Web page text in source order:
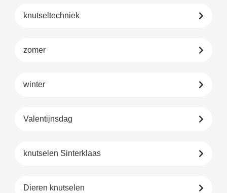
knutseltechniek
zomer
winter
Valentijnsdag
knutselen Sinterklaas
Dieren knutselen